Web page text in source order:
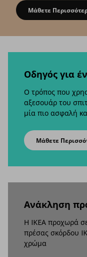
Μάθετε
Οδηγός για
Ο τρόπος που
αξεσουάρ του
μία πιο ασφαλή
Μάθετε
Aνάκληση
Η IKEA προχωρά
πρέσας σκόρδου
χρώμα